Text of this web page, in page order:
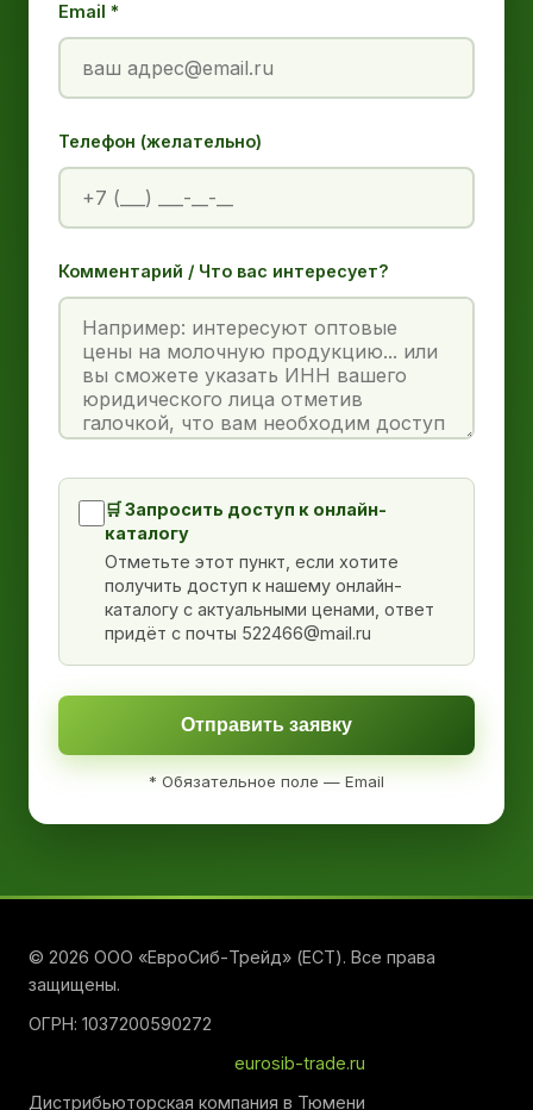
Email *
Телефон (желательно)
Комментарий / Что вас интересует?
🛒 Запросить доступ к онлайн-
каталогу
Отметьте этот пункт, если хотите
получить доступ к нашему онлайн-
каталогу с актуальными ценами, ответ
придёт с почты 522466@mail.ru
Отправить заявку
* Обязательное поле — Email
© 2026 ООО «ЕвроСиб-Трейд» (ЕСТ). Все права
защищены.
ОГРН: 1037200590272
eurosib-trade.ru
Дистрибьюторская компания в Тюмени